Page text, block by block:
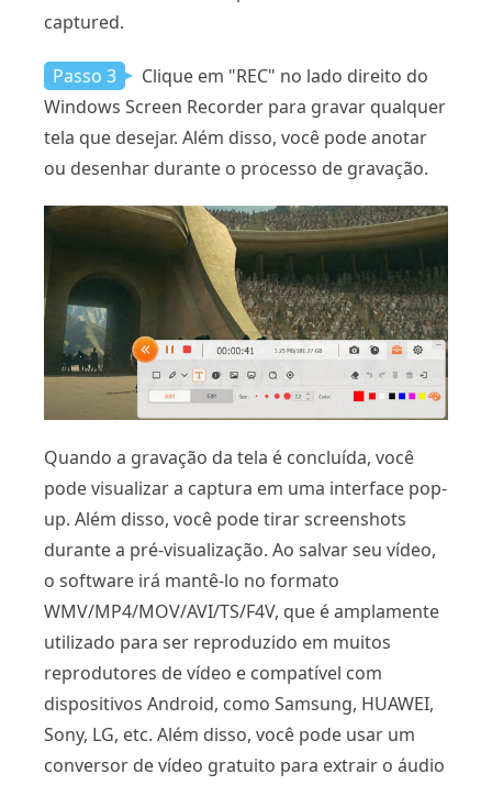
captured.
Passo 3
Clique em "REC" no lado direito do
Windows Screen Recorder para gravar qualquer
tela que desejar. Além disso, você pode anotar
ou desenhar durante o processo de gravação.
Quando a gravação da tela é concluída, você
pode visualizar a captura em uma interface pop-
up. Além disso, você pode tirar screenshots
durante a pré-visualização. Ao salvar seu vídeo,
o software irá mantê-lo no formato
WMV/MP4/MOV/AVI/TS/F4V, que é amplamente
utilizado para ser reproduzido em muitos
reprodutores de vídeo e compatível com
dispositivos Android, como Samsung, HUAWEI,
Sony, LG, etc. Além disso, você pode usar um
conversor de vídeo gratuito para extrair o áudio